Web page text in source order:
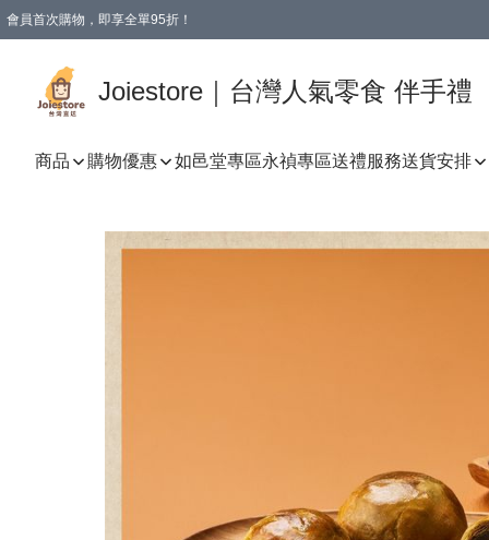
會員首次購物，即享全單95折！
Joiestore｜台灣人氣零食 伴手禮
商品 購物優惠 如邑堂專區永禎專區送禮服務送貨安排